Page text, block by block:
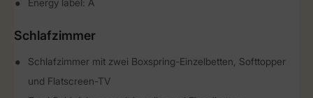
Energy label: A
Schlafzimmer
Schlafzimmer mit zwei Boxspring-Einzelbetten, Softtopper
und Flatscreen-TV